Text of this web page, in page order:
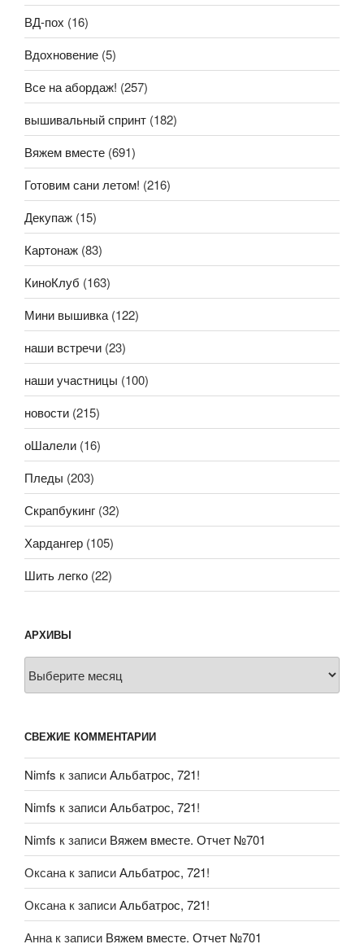
ВД-пох (16)
Вдохновение (5)
Все на абордаж! (257)
вышивальный спринт (182)
Вяжем вместе (691)
Готовим сани летом! (216)
Декупаж (15)
Картонаж (83)
КиноКлуб (163)
Мини вышивка (122)
наши встречи (23)
наши участницы (100)
новости (215)
оШалели (16)
Пледы (203)
Скрапбукинг (32)
Хардангер (105)
Шить легко (22)
АРХИВЫ
СВЕЖИЕ КОММЕНТАРИИ
Nimfs к записиАльбатрос, 721!
Nimfs к записиАльбатрос, 721!
Nimfs к записи Вяжем вместе. Отчет №701
Оксана к записиАльбатрос, 721!
Оксана к записиАльбатрос, 721!
Анна к записи Вяжем вместе. Отчет №701